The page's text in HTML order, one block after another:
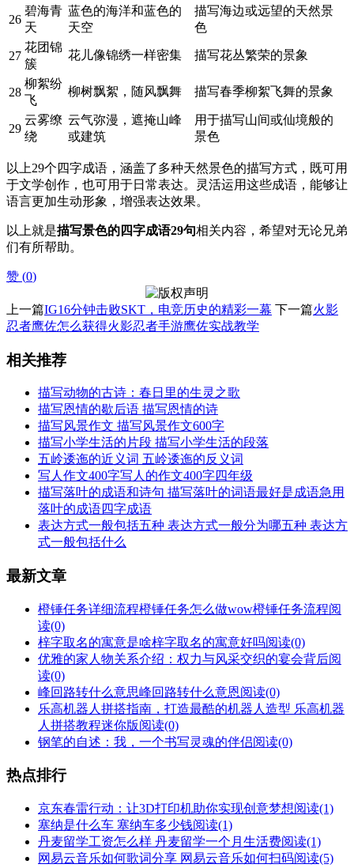
26
碧海青
天
蓝色的海洋和蓝色的
天空
描写海边或远望的天然景
色
27
花团锦
簇
花儿像锦绣一样密集 描写花丛繁荣的景象
28
柳絮纷
飞
柳树飘絮，随风飘舞 描写春季柳絮飞舞的景象
29
云雾缭
绕
云气弥漫，遮掩山峰
或建筑
用于描写山间或仙境般的
景色
以上29个四字成语，涵盖了多种天然景色的描写方式，既可用
于文学创作，也可用于日常表达。灵活运用这些成语，能够让
语言更加生动形象，增强表达效果。
以上就是描写景色的四字成语29句相关内容，希望对无论兄弟
们有所帮助。
赞 (0)
上一篇IG16分钟击败SKT，电竞历史的精彩一幕 下一篇火影
忍者鹰佐怎么获得火影忍者手游鹰佐实战教学
相关推荐
描写动物的古诗：春日里的生灵之歌
描写恩情的歇后语 描写恩情的诗
描写风景作文 描写风景作文600字
描写小学生活的片段 描写小学生活的段落
五岭逶迤的近义词 五岭逶迤的反义词
写人作文400字写人的作文400字四年级
描写落叶的成语和诗句 描写落叶的词语最好是成语急用
落叶的成语四字成语
表达方式一般包括五种 表达方式一般分为哪五种 表达方
式一般包括什么
最新文章
橙锤任务详细流程橙锤任务怎么做wow橙锤任务流程阅
读(0)
梓字取名的寓意是啥梓字取名的寓意好吗阅读(0)
优雅的家人物关系介绍：权力与风采交织的宴会背后阅
读(0)
峰回路转什么意思峰回路转什么意恩阅读(0)
乐高机器人拼搭指南，打造最酷的机器人造型 乐高机器
人拼搭教程迷你版阅读(0)
钢笔的自述：我，一个书写灵魂的伴侣阅读(0)
热点排行
京东春雷行动：让3D打印机助你实现创意梦想阅读(1)
塞纳是什么车 塞纳车多少钱阅读(1)
丹麦留学工资怎么样 丹麦留学一个月生活费阅读(1)
网易云音乐如何歌词分享 网易云音乐如何扫码阅读(5)